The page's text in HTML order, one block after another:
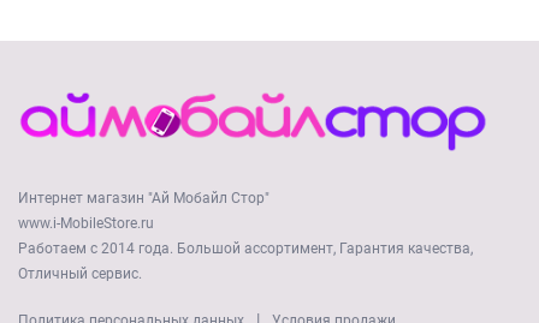
Интернет магазин "Ай Мобайл Стор"
www.i-MobileStore.ru
Работаем с 2014 года. Большой ассортимент, Гарантия качества,
Отличный сервис.